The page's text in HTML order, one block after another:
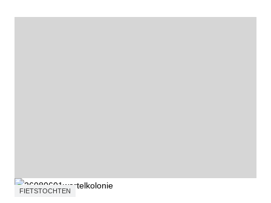
FIETSTOCHTEN